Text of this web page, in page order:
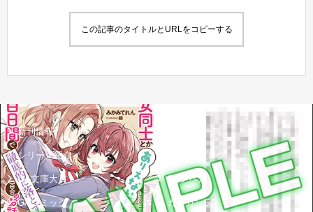
この記事のタイトルとURLをコピーする
新刊情報 書籍情報一覧
シリーズ紹介 GA文庫ブログ
GA文庫大賞 GAノベル
GAコミック ガンガンGA